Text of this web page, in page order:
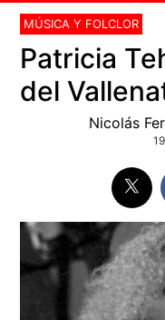
MÚSICA Y FOLCLOR
Patricia
del
Nicolás